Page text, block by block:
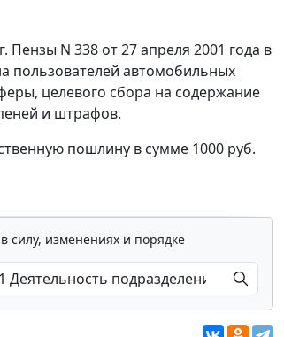
N 338 от 27 апреля 2001 года в
пользователей автомобильных
целевого сбора на содержание
и штрафов.
пошлину в сумме 1000 руб.
силу, изменениях и порядке